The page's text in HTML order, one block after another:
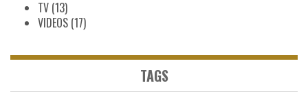
TV (13)
VIDEOS (17)
TAGS